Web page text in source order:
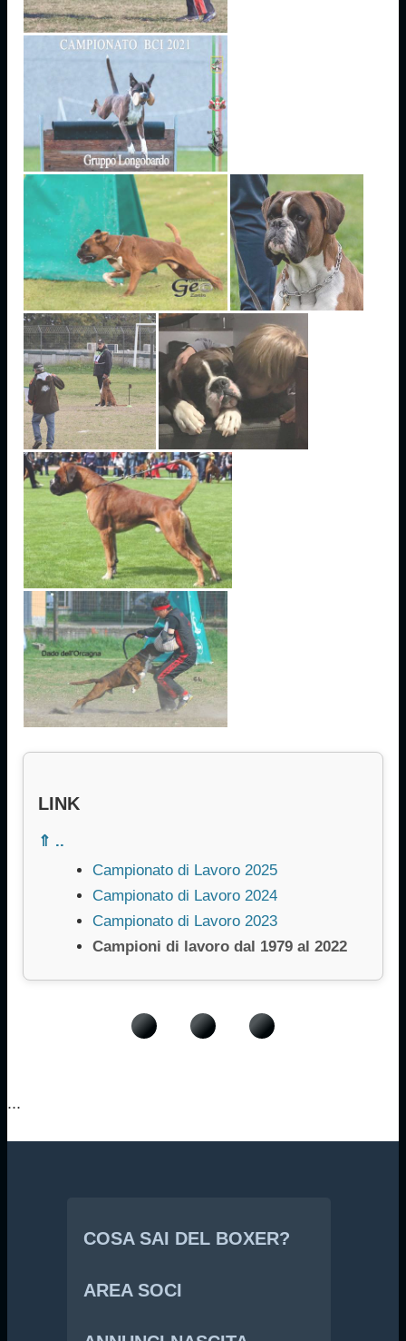
LINK
⇑ ..
Campionato di Lavoro 2025
Campionato di Lavoro 2024
Campionato di Lavoro 2023
Campioni di lavoro dal 1979 al 2022
...
COSA SAI DEL BOXER?
AREA SOCI